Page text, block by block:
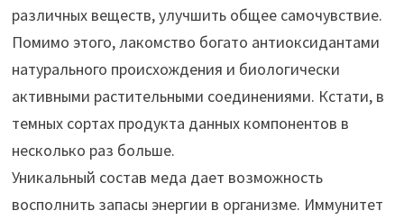
различных веществ, улучшить общее самочувствие.
Помимо этого, лакомство богато антиоксидантами
натурального происхождения и биологически
активными растительными соединениями. Кстати, в
темных сортах продукта данных компонентов в
несколько раз больше.
Уникальный состав меда дает возможность
восполнить запасы энергии в организме. Иммунитет